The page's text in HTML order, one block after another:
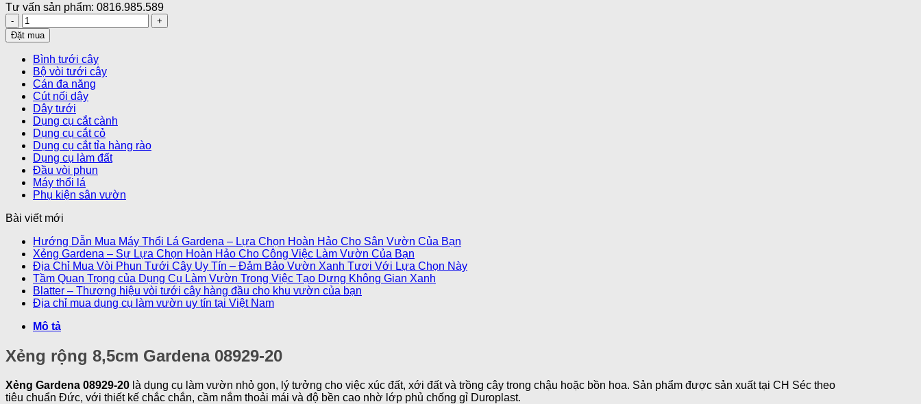
Tư vấn sản phẩm: 0816.985.589
Xẻng
rộng
8,5cm
Gardena
08929-
20
số
lượng
Đặt mua
Bình tưới cây
Bộ vòi tưới cây
Cán đa năng
Cút nối dây
Dây tưới
Dụng cụ cắt cành
Dụng cụ cắt cỏ
Dụng cụ cắt tỉa hàng rào
Dụng cụ làm đất
Đầu vòi phun
Máy thổi lá
Phụ kiện sân vườn
Bài viết mới
Hướng Dẫn Mua Máy Thổi Lá Gardena – Lựa Chọn Hoàn Hảo Cho Sân Vườn Của Bạn
Xẻng Gardena – Sự Lựa Chọn Hoàn Hảo Cho Công Việc Làm Vườn Của Bạn
Địa Chỉ Mua Vòi Phun Tưới Cây Uy Tín – Đảm Bảo Vườn Xanh Tươi Với Lựa Chọn Này
Tầm Quan Trọng của Dụng Cụ Làm Vườn Trong Việc Tạo Dựng Không Gian Xanh
Blatter – Thương hiệu vòi tưới cây hàng đầu cho khu vườn của bạn
Địa chỉ mua dụng cụ làm vườn uy tín tại Việt Nam
Mô tả
Xẻng rộng 8,5cm Gardena 08929-20
Xẻng Gardena 08929-20 là dụng cụ làm vườn nhỏ gọn, lý tưởng cho việc xúc đất, xới đất và trồng cây trong chậu hoặc bồn hoa. Sản phẩm được sản xuất tại CH Séc theo
tiêu chuẩn Đức, với thiết kế chắc chắn, cầm nắm thoải mái và độ bền cao nhờ lớp phủ chống gỉ Duroplast.